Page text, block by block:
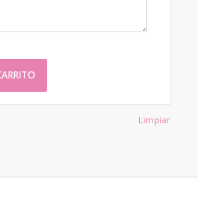
Limpiar